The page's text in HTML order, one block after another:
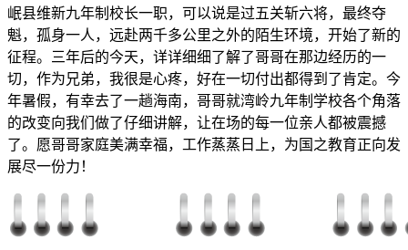
岷县维新九年制校长一职，可以说是过五关斩六将，最终夺
魁，孤身一人，远赴两千多公里之外的陌生环境，开始了新的
征程。三年后的今天，详详细细了解了哥哥在那边经历的一
切，作为兄弟，我很是心疼，好在一切付出都得到了肯定。今
年暑假，有幸去了一趟海南，哥哥就湾岭九年制学校各个角落
的改变向我们做了仔细讲解，让在场的每一位亲人都被震撼
了。愿哥哥家庭美满幸福，工作蒸蒸日上，为国之教育正向发
展尽一份力！